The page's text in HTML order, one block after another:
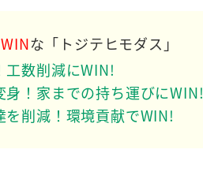
WINな「トジテヒモダス」
数削減にWIN!
！家までの持ち運びにWIN!
削減！環境貢献でWIN!